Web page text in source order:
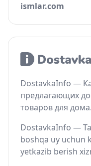
ismlar.com
DostavkaInfo —
предлагающих
товаров для дома.
DostavkaInfo —
boshqa uy uchun
yetkazib berish